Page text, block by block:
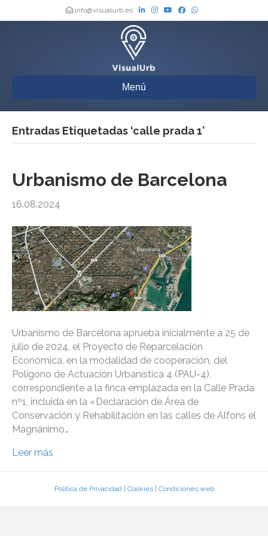
info@visualurb.es
Menú
Entradas Etiquetadas ‘calle prada 1’
Urbanismo de Barcelona
16.08.2024
Urbanismo de Barcelona aprueba inicialmente a 25 de
julio de 2024, el Proyecto de Reparcelación
Económica, en la modalidad de cooperación, del
Polígono de Actuación Urbanística 4 (PAU-4),
correspondiente a la finca emplazada en la Calle Prada
nº1, incluida en la «Declaración de Área de
Conservación y Rehabilitación en las calles de Alfons el
Magnánimo…
Leer más
Política de Privacidad| Cookies| Condiciones web